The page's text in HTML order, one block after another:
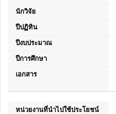
นักวิจัย
ปีปฏิทิน
ปีงบประมาณ
ปีการศึกษา
เอกสาร
หน่วยงานที่นำไปใช้ประโยชน์